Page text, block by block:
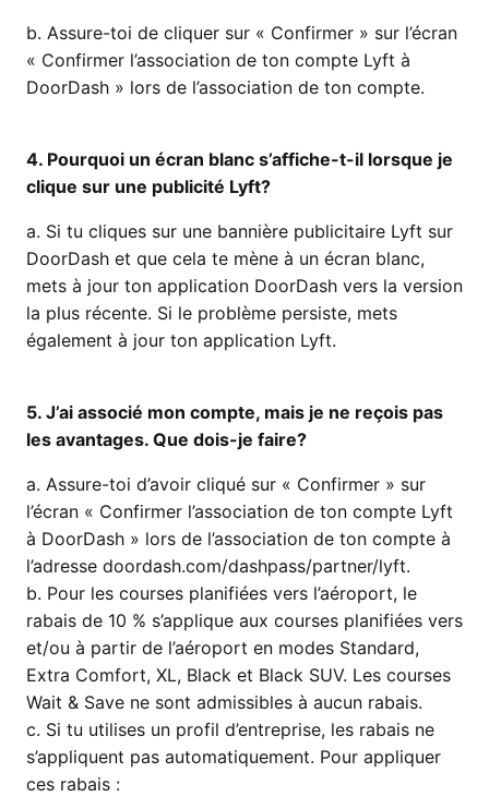
b. Assure-toi de cliquer sur « Confirmer » sur l’écran
« Confirmer l’association de ton compte Lyft à
DoorDash » lors de l’association de ton compte.
4. Pourquoi un écran blanc s’affiche-t-il lorsque je
clique sur une publicité Lyft?
a. Si tu cliques sur une bannière publicitaire Lyft sur
DoorDash et que cela te mène à un écran blanc,
mets à jour ton application DoorDash vers la version
la plus récente. Si le problème persiste, mets
également à jour ton application Lyft.
5. J’ai associé mon compte, mais je ne reçois pas
les avantages. Que dois-je faire?
a. Assure-toi d’avoir cliqué sur « Confirmer » sur
l’écran « Confirmer l’association de ton compte Lyft
à DoorDash » lors de l’association de ton compte à
l’adresse doordash.com/dashpass/partner/lyft.
b. Pour les courses planifiées vers l’aéroport, le
rabais de 10 % s’applique aux courses planifiées vers
et/ou à partir de l’aéroport en modes Standard,
Extra Comfort, XL, Black et Black SUV. Les courses
Wait & Save ne sont admissibles à aucun rabais.
c. Si tu utilises un profil d’entreprise, les rabais ne
s’appliquent pas automatiquement. Pour appliquer
ces rabais :